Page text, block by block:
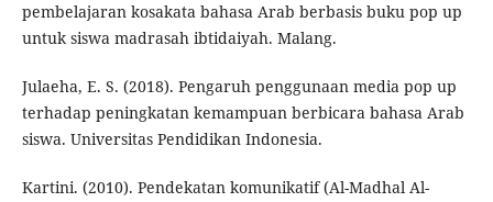
pembelajaran kosakata bahasa Arab berbasis buku pop up
untuk siswa madrasah ibtidaiyah. Malang.
Julaeha, E. S. (2018). Pengaruh penggunaan media pop up
terhadap peningkatan kemampuan berbicara bahasa Arab
siswa. Universitas Pendidikan Indonesia.
Kartini. (2010). Pendekatan komunikatif (Al-Madhal Al-